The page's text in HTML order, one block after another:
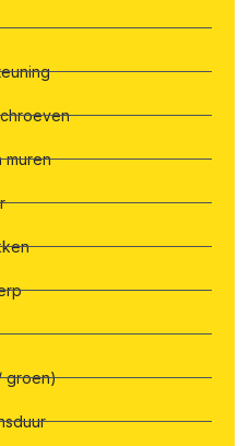
muren
groen)